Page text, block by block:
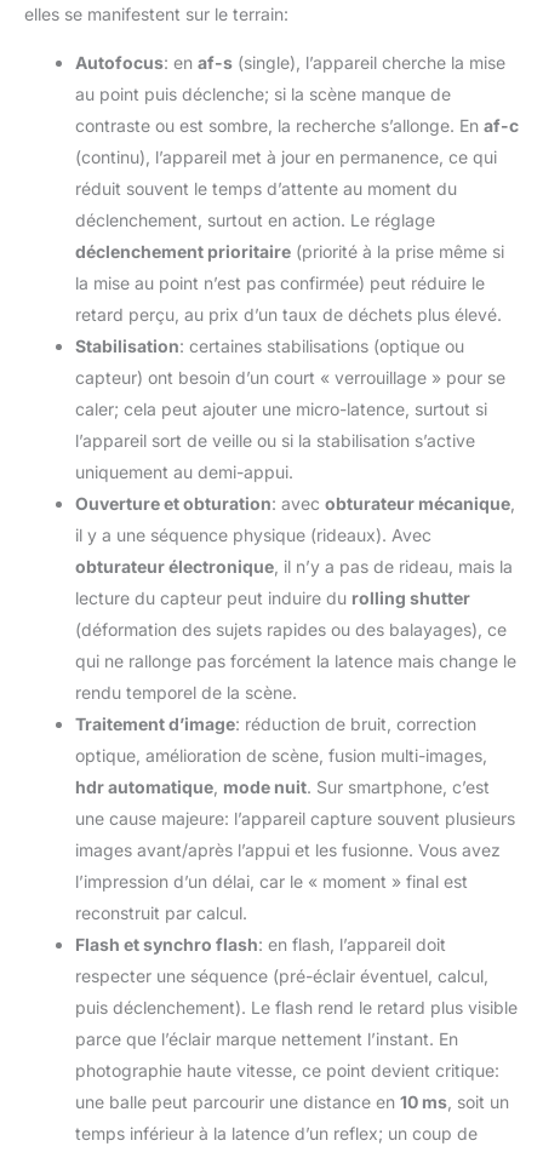
elles se manifestent sur le terrain:
Autofocus: en af-s (single), l’appareil cherche la mise
au point puis déclenche; si la scène manque de
contraste ou est sombre, la recherche s’allonge. En af-c
(continu), l’appareil met à jour en permanence, ce qui
réduit souvent le temps d’attente au moment du
déclenchement, surtout en action. Le réglage
déclenchement prioritaire (priorité à la prise même si
la mise au point n’est pas confirmée) peut réduire le
retard perçu, au prix d’un taux de déchets plus élevé.
Stabilisation: certaines stabilisations (optique ou
capteur) ont besoin d’un court « verrouillage » pour se
caler; cela peut ajouter une micro-latence, surtout si
l’appareil sort de veille ou si la stabilisation s’active
uniquement au demi-appui.
Ouverture et obturation: avec obturateur mécanique
il y a une séquence physique (rideaux). Avec
obturateur électronique , il n’y a pas de rideau, mais la
lecture du capteur peut induire du rolling shutter
(déformation des sujets rapides ou des balayages), ce
qui ne rallonge pas forcément la latence mais change le
rendu temporel de la scène.
Traitement d’image: réduction de bruit, correction
optique, amélioration de scène, fusion multi-images,
hdr automatique mode nuit. Sur smartphone, c’est
une cause majeure: l’appareil capture souvent plusieurs
images avant/après l’appui et les fusionne. Vous avez
l’impression d’un délai, car le « moment » final est
reconstruit par calcul.
Flash et synchro flash: en flash, l’appareil doit
respecter une séquence (pré-éclair éventuel, calcul,
puis déclenchement). Le flash rend le retard plus visible
parce que l’éclair marque nettement l’instant. En
photographie haute vitesse, ce point devient critique:
une balle peut parcourir une distance en 10 ms , soit un
temps inférieur à la latence d’un reflex; un coup de